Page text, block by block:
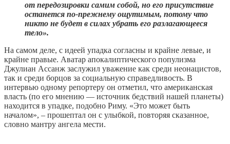
от передозировки самим собой, но его присутствие
останется по-прежнему ощутимым, потому что
никто не будет в силах убрать его разлагающееся
тело».
На самом деле, с идеей упадка согласны и крайне левые, и
крайне правые. Аватар апокалиптического популизма
Джулиан Ассанж заслужил уважение как среди неонацистов,
так и среди борцов за социальную справедливость. В
интервью одному репортеру он отметил, что американская
власть (по его мнению — источник бедствий нашей планеты)
находится в упадке, подобно Риму. «Это может быть
началом», – прошептал он с улыбкой, повторяя сказанное,
словно мантру ангела мести.